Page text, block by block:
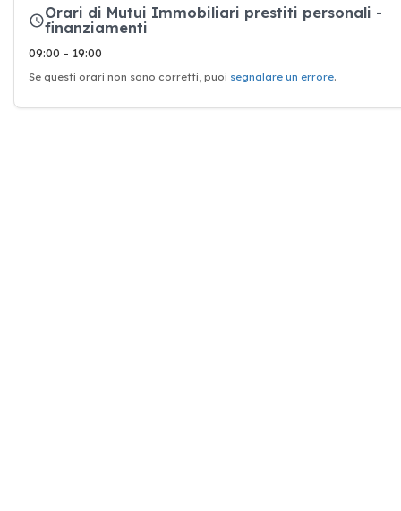
Orari di Mutui Immobiliari prestiti personali -
finanziamenti
09:00 - 19:00
Se questi orari non sono corretti, puoi segnalare un errore.